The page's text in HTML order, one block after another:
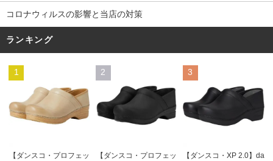
コロナウィルスの影響と当店の対策
ランキング
1
【ダンスコ・プロフェッ
2
【ダンスコ・プロフェッ
3
【ダンスコ・XP 2.0】da